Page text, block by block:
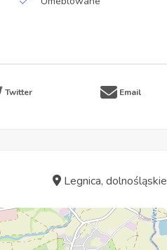
Twitter Email
Legnica, dolnośląskie